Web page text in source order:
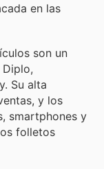
en las
son un
Su alta
y los
smartphones y
folletos